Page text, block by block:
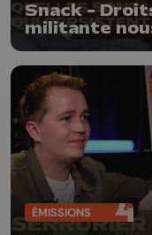
Snack -
militante
nous
ÉMISSIONS